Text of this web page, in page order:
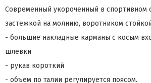
Современный укороченный в спортивном
застежкой на молнию, воротником
- большие накладные карманы с косым
шлевки
- рукав короткий
- объем по талии регулируется поясом.